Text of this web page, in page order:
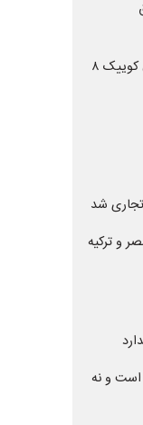
قیمت کوییک جدید | قیمت این مدل کوییک ۸
و ترکیه
است و نه